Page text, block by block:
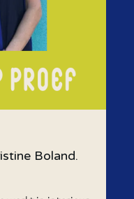
Boland.